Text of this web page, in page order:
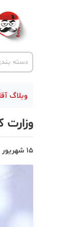
دسته
اخبار
ترکیه
جاذبه
حقوقی
وبلاگ
وزارت کشور ترکیه
15 شهریور 1401